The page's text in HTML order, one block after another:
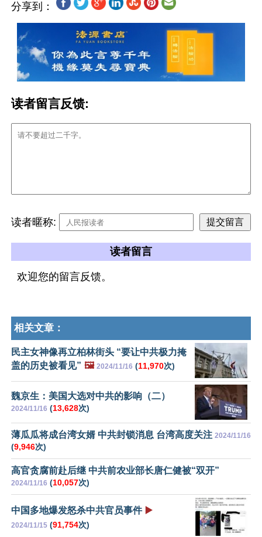
分享到：
读者留言反馈:
读者暱称:
读者留言
欢迎您的留言反馈。
相关文章：
民主女神像再立柏林街头 “要让中共极力掩
盖的历史被看见” 🖼️ 2024/11/16 (11,970次)
魏京生：美国大选对中共的影响（二）
2024/11/16 (13,628次)
薄瓜瓜将成台湾女婿 中共封锁消息 台湾高度关注 2024/11/16
(9,946次)
高官贪腐前​​赴后继 中共前农业部长唐仁健被“双开”
2024/11/16 (10,057次)
中国多地爆发怒杀中共官员事件 ▶️
2024/11/15 (91,754次)